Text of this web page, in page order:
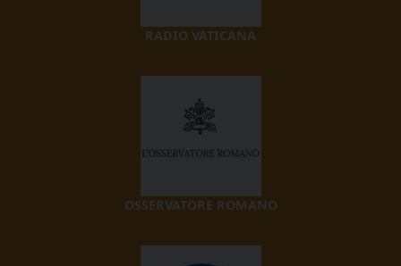
RADIO VATICANA
OSSERVATORE ROMANO